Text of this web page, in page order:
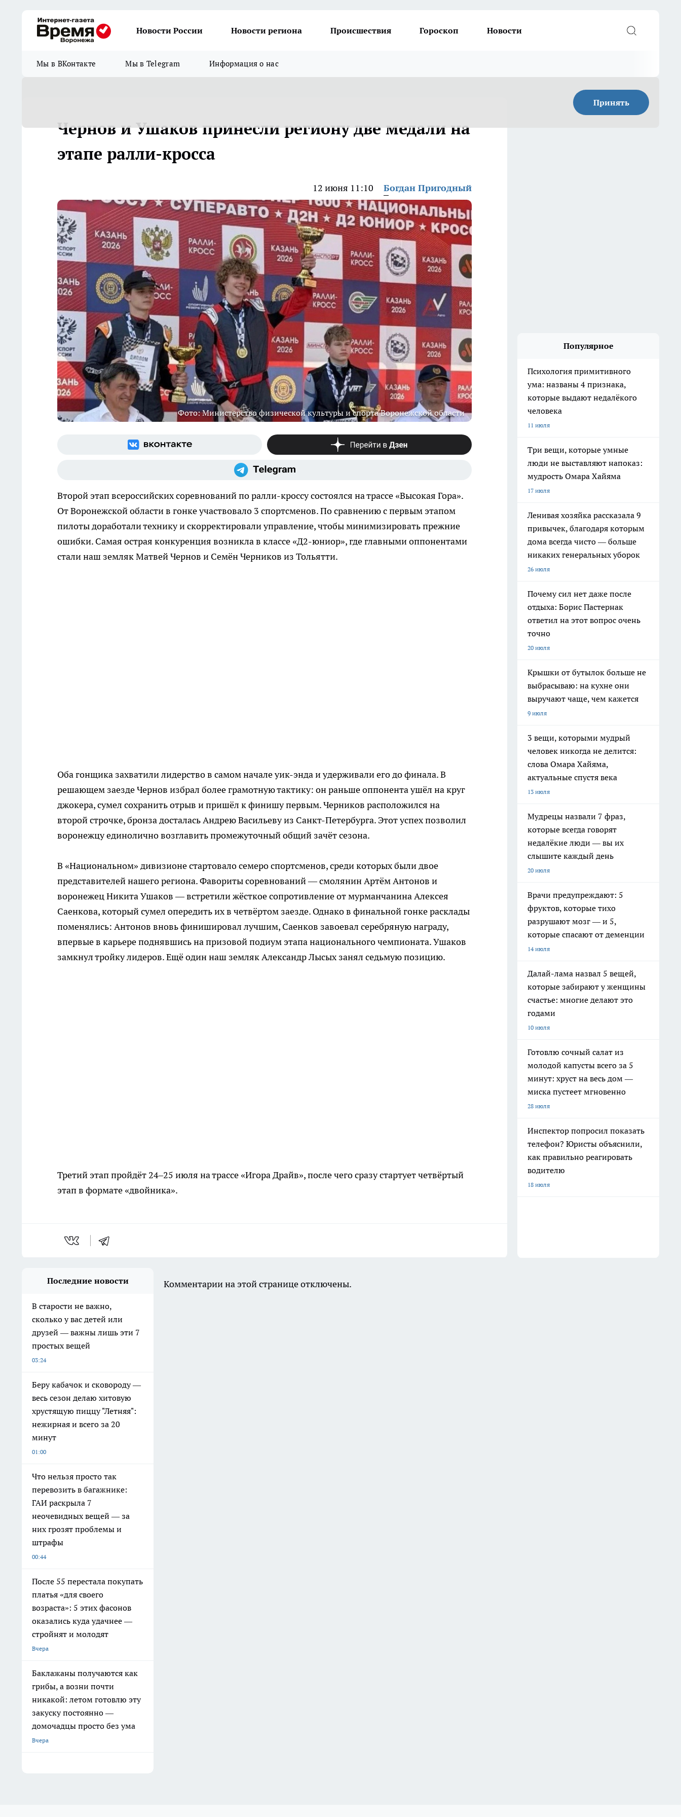
Новости России Новости региона Происшествия Гороскоп Новости
Мы в ВКонтакте Мы в Telegram Информация о нас
Принять
Чернов и Ушаков принесли региону две медали на
этапе ралли-кросса
12 июня 11:10 Богдан Пригодный
Фото: Министерство физической культуры и спорта Воронежской области
Второй этап всероссийских соревнований по ралли-кроссу состоялся на трассе «Высокая Гора».
От Воронежской области в гонке участвовало 3 спортсменов. По сравнению с первым этапом
пилоты доработали технику и скорректировали управление, чтобы минимизировать прежние
ошибки. Самая острая конкуренция возникла в классе «Д2-юниор», где главными оппонентами
стали наш земляк Матвей Чернов и Семён Черников из Тольятти.
Оба гонщика захватили лидерство в самом начале уик-энда и удерживали его до финала. В
решающем заезде Чернов избрал более грамотную тактику: он раньше оппонента ушёл на круг
джокера, сумел сохранить отрыв и пришёл к финишу первым. Черников расположился на
второй строчке, бронза досталась Андрею Васильеву из Санкт-Петербурга. Этот успех позволил
воронежцу единолично возглавить промежуточный общий зачёт сезона.
В «Национальном» дивизионе стартовало семеро спортсменов, среди которых были двое
представителей нашего региона. Фавориты соревнований — смолянин Артём Антонов и
воронежец Никита Ушаков — встретили жёсткое сопротивление от мурманчанина Алексея
Саенкова, который сумел опередить их в четвёртом заезде. Однако в финальной гонке расклады
поменялись: Антонов вновь финишировал лучшим, Саенков завоевал серебряную награду,
впервые в карьере поднявшись на призовой подиум этапа национального чемпионата. Ушаков
замкнул тройку лидеров. Ещё один наш земляк Александр Лысых занял седьмую позицию.
Третий этап пройдёт 24–25 июля на трассе «Игора Драйв», после чего сразу стартует четвёртый
этап в формате «двойника».
Популярное
Психология примитивного
ума: названы 4 признака,
которые выдают недалёкого
человека
11 июля
Три вещи, которые умные
люди не выставляют напоказ:
мудрость Омара Хайяма
17 июля
Ленивая хозяйка рассказала 9
привычек, благодаря которым
дома всегда чисто — больше
никаких генеральных уборок
26 июля
Почему сил нет даже после
отдыха: Борис Пастернак
ответил на этот вопрос очень
точно
20 июля
Крышки от бутылок больше не
выбрасываю: на кухне они
выручают чаще, чем кажется
9 июля
3 вещи, которыми мудрый
человек никогда не делится:
слова Омара Хайяма,
актуальные спустя века
13 июля
Мудрецы назвали 7 фраз,
которые всегда говорят
недалёкие люди — вы их
слышите каждый день
20 июля
Врачи предупреждают: 5
фруктов, которые тихо
разрушают мозг — и 5,
которые спасают от деменции
14 июля
Далай-лама назвал 5 вещей,
которые забирают у женщины
счастье: многие делают это
годами
10 июля
Готовлю сочный салат из
молодой капусты всего за 5
минут: хруст на весь дом —
миска пустеет мгновенно
28 июля
Инспектор попросил показать
телефон? Юристы объяснили,
как правильно реагировать
водителю
18 июля
Последние новости
В старости не важно,
сколько у вас детей или
друзей — важны лишь эти 7
простых вещей
03:24
Беру кабачок и сковороду —
весь сезон делаю хитовую
хрустящую пиццу "Летняя":
нежирная и всего за 20
минут
01:00
Что нельзя просто так
перевозить в багажнике:
ГАИ раскрыла 7
неочевидных вещей — за
них грозят проблемы и
штрафы
00:44
После 55 перестала покупать
платья «для своего
возраста»: 5 этих фасонов
оказались куда удачнее —
стройнят и молодят
Вчера
Баклажаны получаются как
грибы, а возни почти
никакой: летом готовлю эту
закуску постоянно —
домочадцы просто без ума
Вчера
Комментарии на этой странице отключены.